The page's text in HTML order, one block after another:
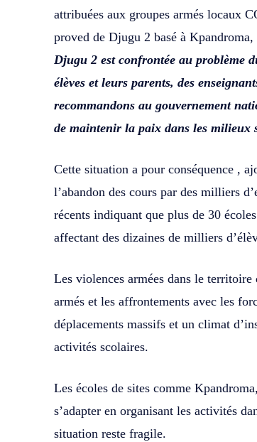
attribuées aux groupes armés locaux
proved de Djugu 2 basé à
Djugu 2 est confrontée au problème
élèves et leurs parents, des
recommandons au gouvernement
de maintenir la paix dans les milieux
Cette situation a pour conséquence ,
l’abandon des cours par des milliers
récents indiquant que plus de 30
affectant des dizaines de milliers
Les violences armées dans le
armés et les affrontements avec les
déplacements massifs et un climat
activités scolaires.
Les écoles de sites comme
s’adapter en organisant les activités
situation reste fragile.